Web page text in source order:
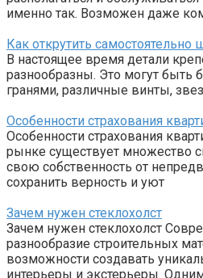
именно так. Возможен даже
Как открутить самостоятельно
В настоящее время детали
разнообразны. Это могут быть
гранями, различные винты,
Особенности страхования
Особенности страхования
рынке существует множество
свою собственность от
сохранить верность и уют
Зачем нужен стеклохолст
Зачем нужен стеклохолст
разнообразие строительных
возможности создавать
интерьеры и экстерьеры.